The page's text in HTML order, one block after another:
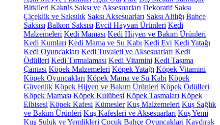
Bitkileri Kaktüs Saksı ve Aksesuarları Dekoratif Saksı
Çiçeklik ve Saksılık Saksı Aksesuarları Saksı Altlığı Bahçe
Saksısı Balkon Saksısı Evcil Hayvan Ürünleri Kedi
Malzemeleri Kedi Maması Kedi Hijyen ve Bakım Ürünleri
Kedi Kumları Kedi Mama ve Su Kabı Kedi Evi Kedi Yatağı
Kedi Oyuncakları Kedi Tuvaleti ve Aksesuarları Kedi
Ödülleri Kedi Tırmalaması Kedi Vitamini Kedi Taşıma
Çantası Köpek Malzemeleri Köpek Yatağı Köpek Vitamini
Köpek Oyuncakları Köpek Mama ve Su Kabı Köpek
Güvenlik Köpek Hijyen ve Bakım Ürünleri Köpek Ödülleri
Köpek Maması Köpek Kulübesi Köpek Tasmaları Köpek
Elbisesi Köpek Kafesi Kümesler Kuş Malzemeleri Kuş Sağlık
ve Bakım Ürünleri Kuş Kafesleri ve Aksesuarları Kuş Yemi
Kuş Suluk ve Yemlikleri Çocuk Bahçe Oyuncakları Kaydırak